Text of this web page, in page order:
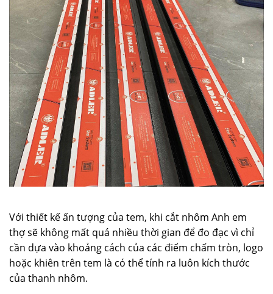
Với thiết kế ấn tượng của tem, khi cắt nhôm Anh em
thợ sẽ không mất quá nhiều thời gian để đo đạc vì chỉ
cần dựa vào khoảng cách của các điểm chấm tròn, logo
hoặc khiên trên tem là có thể tính ra luôn kích thước
của thanh nhôm.